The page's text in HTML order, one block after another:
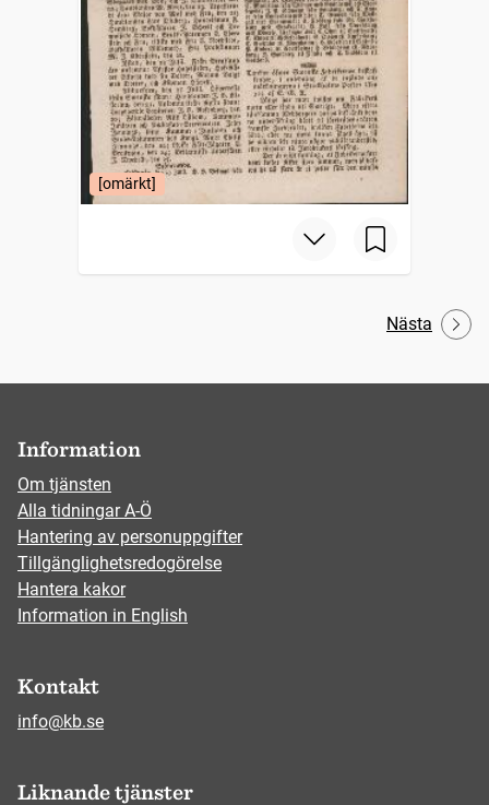
[omärkt]
Nästa
Information
Om tjänsten
Alla tidningar A-Ö
Hantering av personuppgifter
Tillgänglighetsredogörelse
Hantera kakor
Information in English
Kontakt
info@kb.se
Liknande tjänster